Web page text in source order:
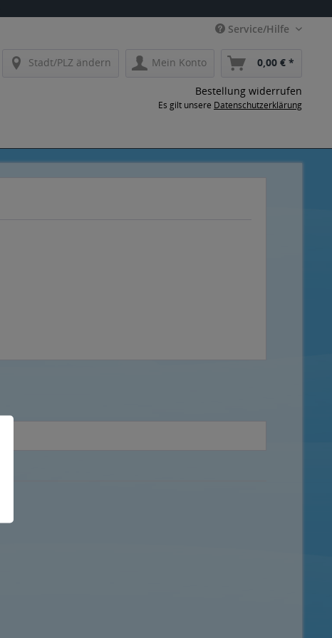
Service/Hilfe
Stadt/PLZ ändern Mein Konto 0,00 € *
Bestellung widerrufen
Es gilt unsere Datenschutzerklärung